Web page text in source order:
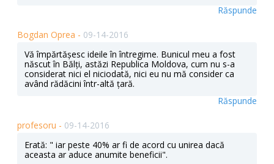
Răspunde
Bogdan Oprea - 09-14-2016
Vă împărtășesc ideile în întregime. Bunicul meu a fost
născut în Bălți, astăzi Republica Moldova, cum nu s-a
considerat nici el niciodată, nici eu nu mă consider ca
având rădăcini într-altă țară.
Răspunde
profesoru - 09-14-2016
Erată: " iar peste 40% ar fi de acord cu unirea dacă
aceasta ar aduce anumite beneficii".